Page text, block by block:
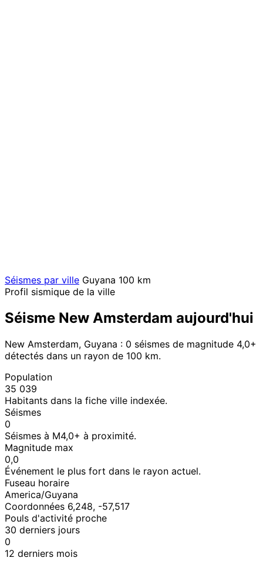
Séismes par ville Guyana 100 km
Profil sismique de la ville
Séisme New Amsterdam aujourd'hui
New Amsterdam, Guyana : 0 séismes de magnitude 4,0+
détectés dans un rayon de 100 km.
Population
35 039
Habitants dans la fiche ville indexée.
Séismes
0
Séismes à M4,0+ à proximité.
Magnitude max
0,0
Événement le plus fort dans le rayon actuel.
Fuseau horaire
America/Guyana
Coordonnées 6,248, -57,517
Pouls d'activité proche
30 derniers jours
0
12 derniers mois